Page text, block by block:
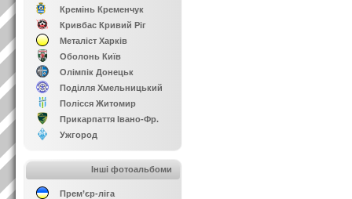
Кремінь Кременчук
Кривбас Кривий Ріг
Металіст Харків
Оболонь Київ
Олімпік Донецьк
Поділля Хмельницький
Полісся Житомир
Прикарпаття Івано-Фр.
Ужгород
Інші фотоальбоми
Прем’єр-ліга